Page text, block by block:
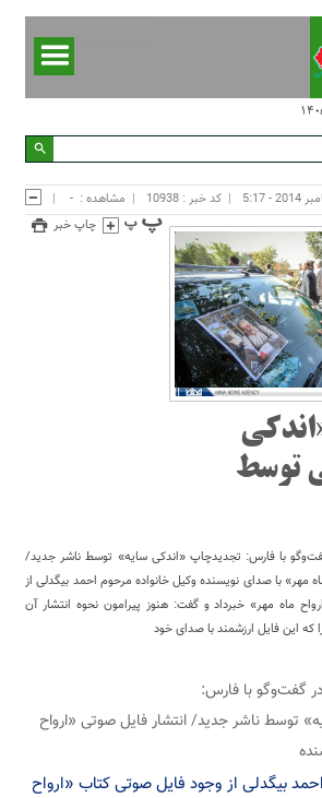
کد خبر : 10938 مشاهده : -
چاپ خبر
توسط
با فارس: تجدیدچاپ «اندکی سایه» توسط ناشر جدید/
مهر» با صدای نویسنده وکیل خانواده مرحوم احمد بیگدلی از
ماه مهر» خبرداد و گفت: هنوز پیرامون نحوه انتشار آن
این فایل ارزشمند با صدای خود
گفت‌وگو با فارس:
توسط ناشر جدید/ انتشار فایل صوتی «ارواح
بیگدلی از وجود فایل صوتی کتاب «ارواح